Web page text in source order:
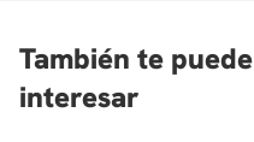
También te puede
interesar